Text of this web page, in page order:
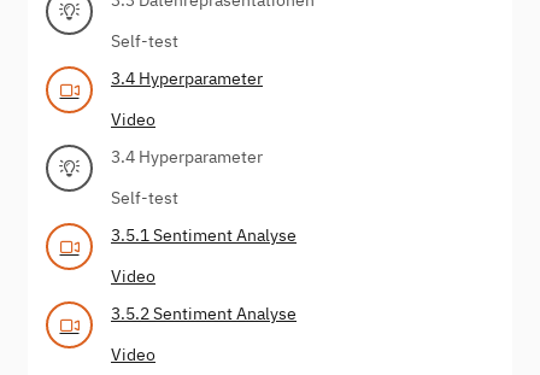
Self-test
3.4 Hyperparameter
Video
3.4 Hyperparameter
Self-test
3.5.1 Sentiment Analyse
Video
3.5.2 Sentiment Analyse
Video